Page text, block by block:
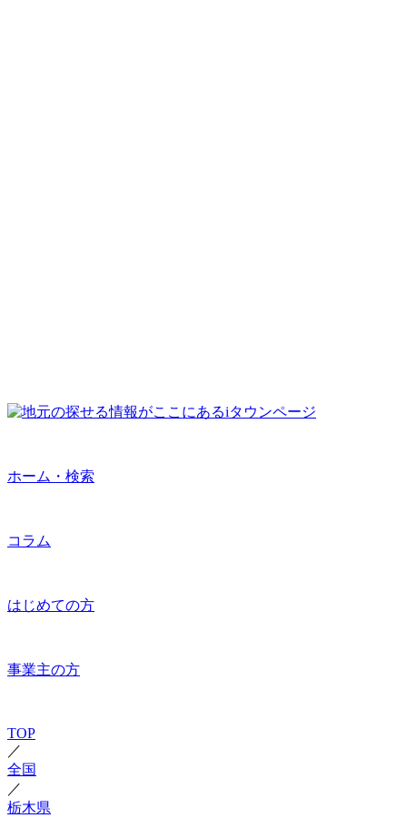
ホーム・検索
コラム
はじめての方
事業主の方
TOP
／
全国
／
栃木県